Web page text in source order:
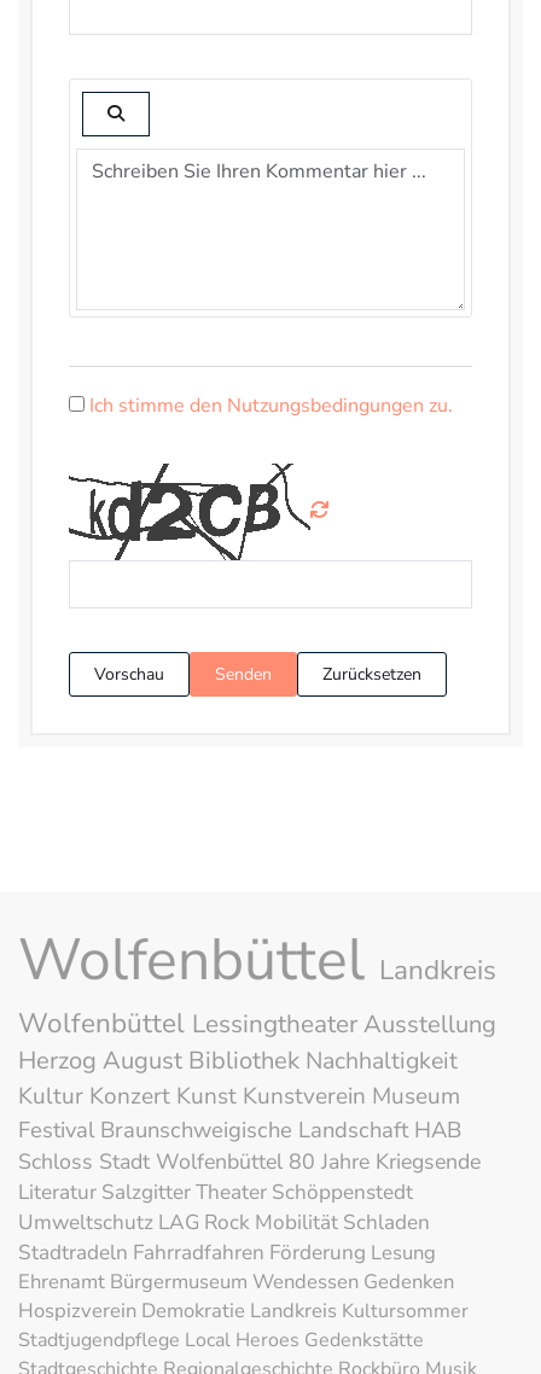
Ich stimme den Nutzungsbedingungen zu.
Vorschau Senden Zurücksetzen
Wolfenbüttel Landkreis
Wolfenbüttel LessingtheaterAusstellung
Herzog August Bibliothek Nachhaltigkeit
Kultur Konzert Kunst Kunstverein Museum
Festival Braunschweigische Landschaft HAB
Schloss Stadt Wolfenbüttel 80 Jahre Kriegsende
Literatur SalzgitterTheater Schöppenstedt
Umweltschutz LAG Rock Mobilität Schladen
Stadtradeln Fahrradfahren Förderung Lesung
Ehrenamt Bürgermuseum Wendessen Gedenken
Hospizverein Demokratie Landkreis Kultursommer
Stadtjugendpflege Local Heroes Gedenkstätte